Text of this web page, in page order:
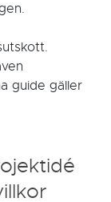
guide gäller